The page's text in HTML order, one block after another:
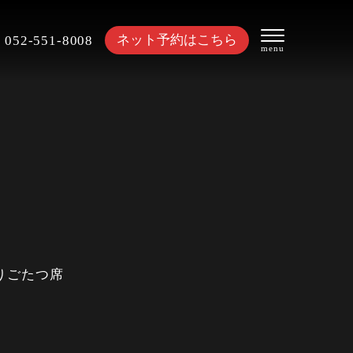
052-551-8008 ネット予約はこちら
ごたつ席